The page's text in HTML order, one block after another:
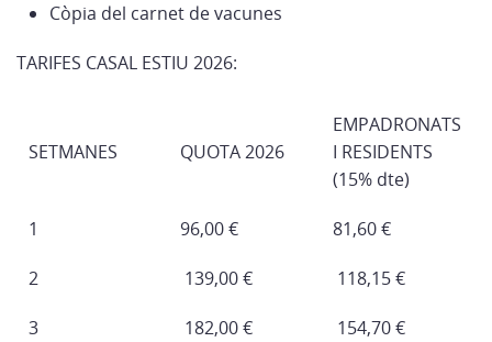
Còpia del carnet de vacunes
TARIFES CASAL ESTIU 2026:
SETMANES QUOTA 2026
EMPADRONATS
I RESIDENTS
(15% dte)
1 96,00 € 81,60 €
2 139,00 € 118,15 €
3 182,00 € 154,70 €